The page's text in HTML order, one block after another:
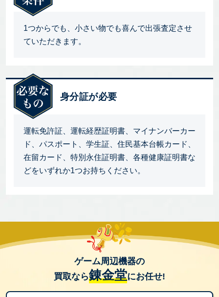
1つからでも、小さい物でも喜んで出張査定させ
ていただきます。
身分証が必要
運転免許証、運転経歴証明書、マイナンバーカー
ド、パスポート、学生証、住民基本台帳カード、
在留カード、特別永住証明書、各種健康証明書な
どをいずれか1つお持ちください。
ゲーム周辺機器の
買取なら錬金堂にお任せ!